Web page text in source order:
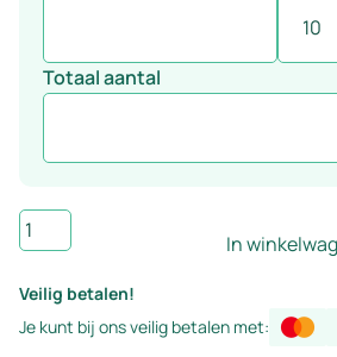
Totaal aantal
Wandtegel
handvorm
zachtroze
10×10
cm
In
Veilig betalen!
Je kunt bij ons veilig betalen met: